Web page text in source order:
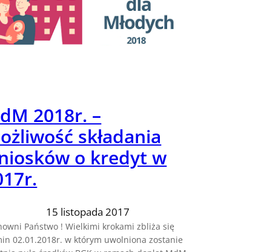
2018r. –
składania
o kredyt w
15 listopada 2017
Państwo ! Wielkimi krokami zbliża się
02.01.2018r. w którym uwolniona zostanie